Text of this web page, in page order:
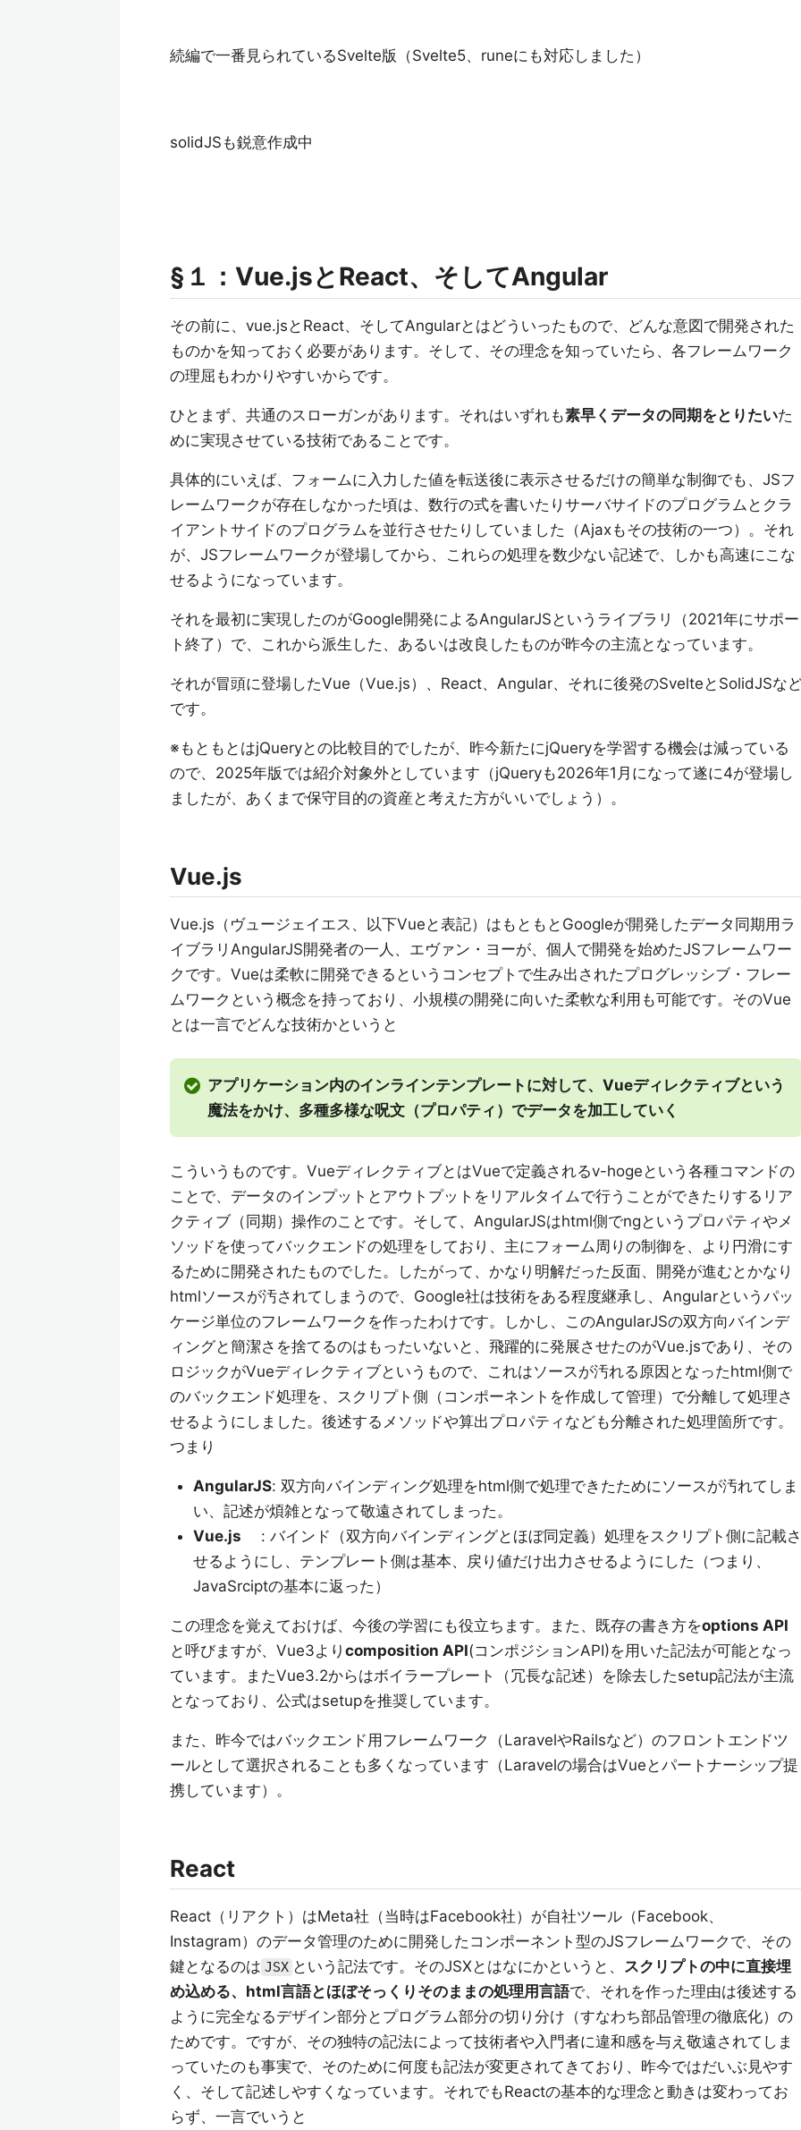
続編で一番見られているSvelte版（Svelte5、runeにも対応しました）
solidJSも鋭意作成中
§１：Vue.jsとReact、そしてAngular
その前に、vue.jsとReact、そしてAngularとはどういったもので、どんな意図で開発された
ものかを知っておく必要があります。そして、その理念を知っていたら、各フレームワーク
の理屈もわかりやすいからです。
ひとまず、共通のスローガンがあります。それはいずれも素早くデータの同期をとりたいた
めに実現させている技術であることです。
具体的にいえば、フォームに入力した値を転送後に表示させるだけの簡単な制御でも、JSフ
レームワークが存在しなかった頃は、数行の式を書いたりサーバサイドのプログラムとクラ
イアントサイドのプログラムを並行させたりしていました（Ajaxもその技術の一つ）。それ
が、JSフレームワークが登場してから、これらの処理を数少ない記述で、しかも高速にこな
せるようになっています。
それを最初に実現したのがGoogle開発によるAngularJSというライブラリ（2021年にサポー
ト終了）で、これから派生した、あるいは改良したものが昨今の主流となっています。
それが冒頭に登場したVue（Vue.js）、React、Angular、それに後発のSvelteとSolidJSな
です。
※もともとはjQueryとの比較目的でしたが、昨今新たにjQueryを学習する機会は減っている
ので、2025年版では紹介対象外としています（jQueryも2026年1月になって遂に4が登場し
ましたが、あくまで保守目的の資産と考えた方がいいでしょう）。
Vue.js
Vue.js（ヴュージェイエス、以下Vueと表記）はもともとGoogleが開発したデータ同期用ラ
イブラリAngularJS開発者の一人、エヴァン・ヨーが、個人で開発を始めたJSフレームワー
クです。Vueは柔軟に開発できるというコンセプトで生み出されたプログレッシブ・フレー
ムワークという概念を持っており、小規模の開発に向いた柔軟な利用も可能です。そのVue
とは一言でどんな技術かというと
アプリケーション内のインラインテンプレートに対して、Vueディレクティブという
魔法をかけ、多種多様な呪文（プロパティ）でデータを加工していく
こういうものです。VueディレクティブとはVueで定義されるv-hogeという各種コマンドの
ことで、データのインプットとアウトプットをリアルタイムで行うことができたりするリア
クティブ（同期）操作のことです。そして、AngularJSはhtml側でngというプロパティやメ
ソッドを使ってバックエンドの処理をしており、主にフォーム周りの制御を、より円滑にす
るために開発されたものでした。したがって、かなり明解だった反面、開発が進むとかなり
htmlソースが汚されてしまうので、Google社は技術をある程度継承し、Angularというパッ
ケージ単位のフレームワークを作ったわけです。しかし、このAngularJSの双方向バインデ
ィングと簡潔さを捨てるのはもったいないと、飛躍的に発展させたのがVue.jsであり、その
ロジックがVueディレクティブというもので、これはソースが汚れる原因となったhtml側で
のバックエンド処理を、スクリプト側（コンポーネントを作成して管理）で分離して処理さ
せるようにしました。後述するメソッドや算出プロパティなども分離された処理箇所です。
つまり
AngularJS: 双方向バインディング処理をhtml側で処理できたためにソースが汚れてしま
い、記述が煩雑となって敬遠されてしまった。
Vue.js : バインド（双方向バインディングとほぼ同定義）処理をスクリプト側に記載さ
せるようにし、テンプレート側は基本、戻り値だけ出力させるようにした（つまり、
JavaSrciptの基本に返った）
この理念を覚えておけば、今後の学習にも役立ちます。また、既存の書き方をoptions API
と呼びますが、Vue3より composition API(コンポジションAPI)を用いた記法が可能となっ
ています。またVue3.2からはボイラープレート（冗長な記述）を除去したsetup記法が主流
となっており、公式はsetupを推奨しています。
また、昨今ではバックエンド用フレームワーク（LaravelやRailsなど）のフロントエンドツ
ールとして選択されることも多くなっています（Laravelの場合はVueとパートナーシップ提
携しています）。
React
React（リアクト）はMeta社（当時はFacebook社）が自社ツール（Facebook、
Instagram）のデータ管理のために開発したコンポーネント型のJSフレームワークで、その
鍵となるのは JSX という記法です。そのJSXとはなにかというと、 スクリプトの中に直接埋
め込める、html言語とほぼそっくりそのままの処理用言語で、それを作った理由は後述する
ように完全なるデザイン部分とプログラム部分の切り分け（すなわち部品管理の徹底化）の
ためです。ですが、その独特の記法によって技術者や入門者に違和感を与え敬遠されてしま
っていたのも事実で、そのために何度も記法が変更されてきており、昨今ではだいぶ見やす
く、そして記述しやすくなっています。それでもReactの基本的な理念と動きは変わってお
らず、一言でいうと